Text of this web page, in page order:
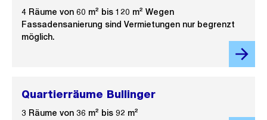
4 Räume von 60 m² bis 120 m² Wegen
Fassadensanierung sind Vermietungen nur begrenzt
möglich.
Quartierräume Bullinger
3 Räume von 36 m² bis 92 m²